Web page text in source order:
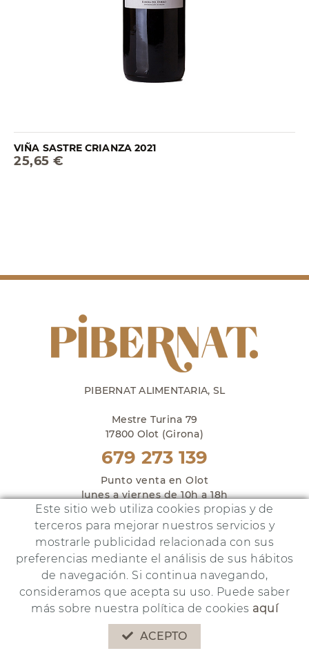
VIÑA SASTRE CRIANZA 2021
25,65 €
PIBERNAT ALIMENTARIA, SL
Mestre Turina 79
17800 Olot (Girona)
679 273 139
Punto venta en Olot
lunes a viernes de 10h a 18h
y sábados de 10h a 14h
Este proyecto ha sido financiado por:
POLÍTICA DE COOKIES AVISO LEGAL
POLÍTICA DE PRIVACIDAD
DISTRIBUIDO POR:MICROLÒGIC, SLU
Este sitio web utiliza cookies propias y de
terceros para mejorar nuestros servicios y
mostrarle publicidad relacionada con sus
preferencias mediante el análisis de sus hábitos
de navegación. Si continua navegando,
consideramos que acepta su uso. Puede saber
más sobre nuestra política de cookies aquí
ACEPTO